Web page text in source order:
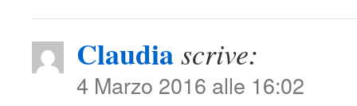
Claudiascrive:
4 Marzo 2016 alle 16:02